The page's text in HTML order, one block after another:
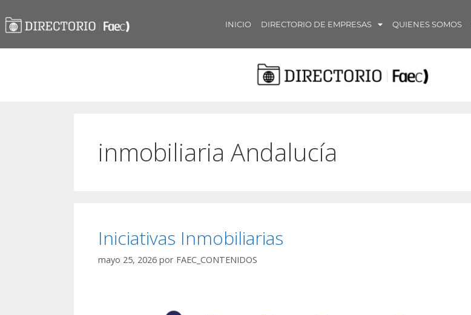
INICIO DIRECTORIO DE EMPRESAS QUIENES SOMOS
inmobiliaria Andalucía
Iniciativas Inmobiliarias
mayo 25, 2026 por FAEC_CONTENIDOS